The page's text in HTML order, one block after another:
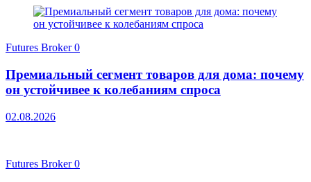
Futures Broker0
Премиальный сегмент товаров для дома: почему
он устойчивее к колебаниям спроса
02.08.2026
Futures Broker0